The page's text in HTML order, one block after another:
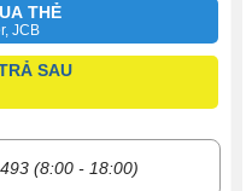
THẺ
JCB
SAU
(8:00 - 18:00)